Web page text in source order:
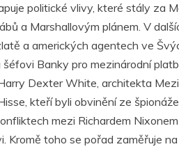
politické vlivy, které stály za
a Marshallovým plánem. V
a amerických agentech ve
Banky pro mezinárodní
Dexter White, architekta
kteří byli obvinění ze
mezi Richardem
Kromě toho se pořad zaměřuje